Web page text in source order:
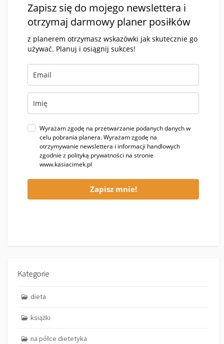
Zapisz się do mojego newslettera i
otrzymaj darmowy planer posiłków
z planerem otrzymasz wskazówki jak skutecznie go
używać. Planuj i osiągnij sukces!
Wyrażam zgodę na przetwarzanie podanych danych w
celu pobrania planera. Wyrażam zgodę na
otrzymywanie newslettera i informacji handlowych
zgodnie z polityką prywatności na stronie
www.kasiacimek.pl
Zapisz mnie!
Kategorie
dieta
książki
na półce dietetyka